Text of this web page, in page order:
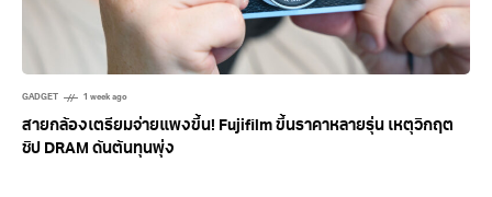
GADGET 1 week ago
สายกล้องเตรียมจ่ายแพงขึ้น! Fujifilm ขึ้นราคาหลายรุ่น เหตุวิกฤต
ชิป DRAM ดันต้นทุนพุ่ง